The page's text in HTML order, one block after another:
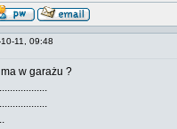
10-11, 09:48
w garażu ?